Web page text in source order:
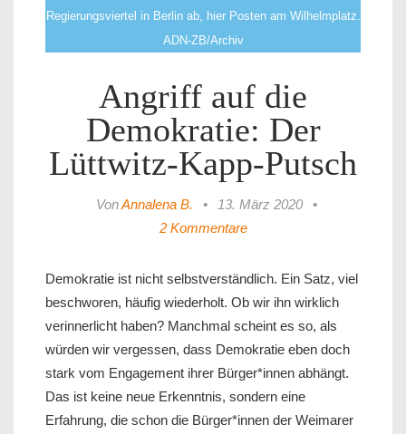
Regierungsviertel in Berlin ab, hier Posten am Wilhelmplatz.
ADN-ZB/Archiv
Angriff auf die
Demokratie: Der
Lüttwitz-Kapp-Putsch
VonAnnalena B. • 13. März 2020
•
2 Kommentare
Demokratie ist nicht selbstverständlich. Ein Satz, viel
beschworen, häufig wiederholt. Ob wir ihn wirklich
verinnerlicht haben? Manchmal scheint es so, als
würden wir vergessen, dass Demokratie eben doch
stark vom Engagement ihrer Bürger*innen abhängt.
Das ist keine neue Erkenntnis, sondern eine
Erfahrung, die schon die Bürger*innen der Weimarer